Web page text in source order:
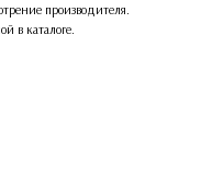
производителя.
в каталоге.